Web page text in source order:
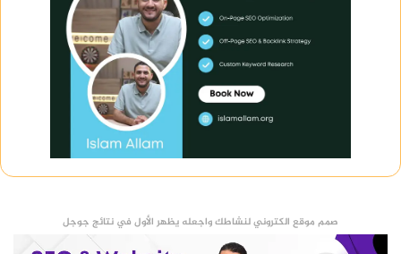
صمم موقع الكتروني لنشاطك واجعله يظهر الأول في نتائج جوجل